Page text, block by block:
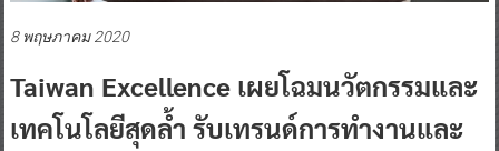
8 พฤษภาคม 2020
Taiwan Excellence เผยโฉมนวัตกรรมและ
เทคโนโลยีสุดล้ำ รับเทรนด์การทำงานและ